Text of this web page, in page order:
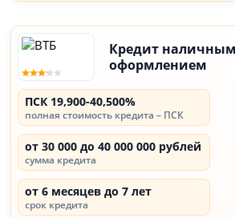
Кредит
оформлением
ПСК 19,900-40,500%
полная стоимость кредита – ПСК
от 30 000 до 40 000 000 рублей
сумма кредита
от 6 месяцев до 7 лет
срок кредита